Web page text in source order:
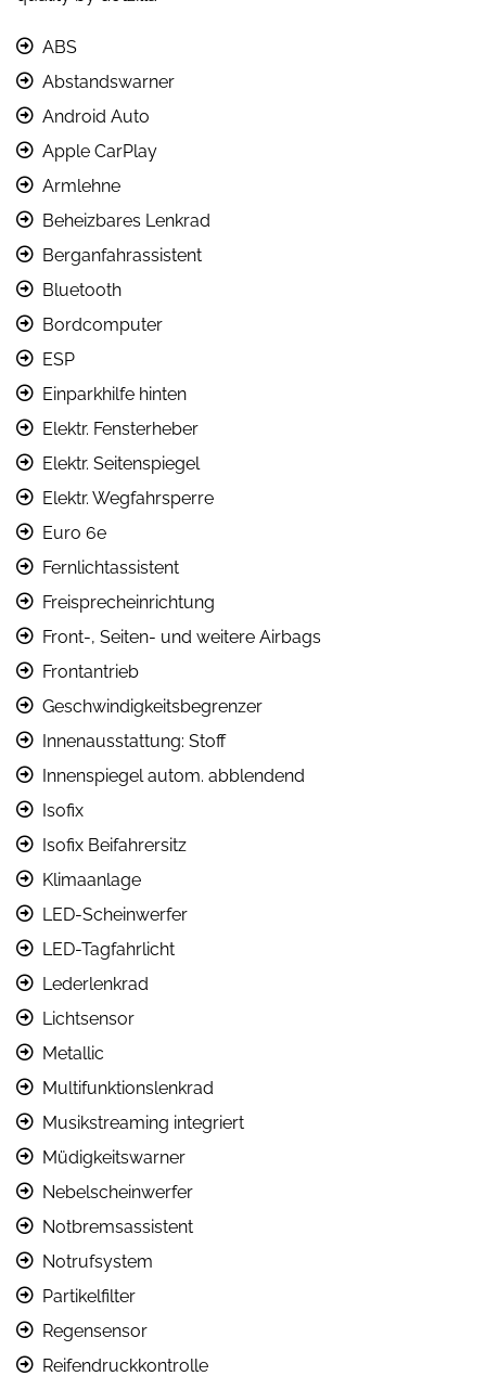
ABS
Abstandswarner
Android Auto
Apple CarPlay
Armlehne
Beheizbares Lenkrad
Berganfahrassistent
Bluetooth
Bordcomputer
ESP
Einparkhilfe hinten
Elektr. Fensterheber
Elektr. Seitenspiegel
Elektr. Wegfahrsperre
Euro 6e
Fernlichtassistent
Freisprecheinrichtung
Front-, Seiten- und weitere Airbags
Frontantrieb
Geschwindigkeitsbegrenzer
Innenausstattung: Stoff
Innenspiegel autom. abblendend
Isofix
Isofix Beifahrersitz
Klimaanlage
LED-Scheinwerfer
LED-Tagfahrlicht
Lederlenkrad
Lichtsensor
Metallic
Multifunktionslenkrad
Musikstreaming integriert
Müdigkeitswarner
Nebelscheinwerfer
Notbremsassistent
Notrufsystem
Partikelfilter
Regensensor
Reifendruckkontrolle